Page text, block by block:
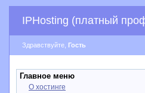
IPHosting (платный
Здравствуйте, Гость
Главное меню
О хостинге